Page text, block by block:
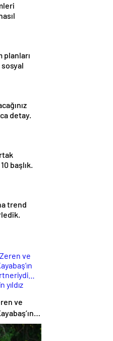
planları
sosyal
detay.
başlık.
trend
ve
yıldız